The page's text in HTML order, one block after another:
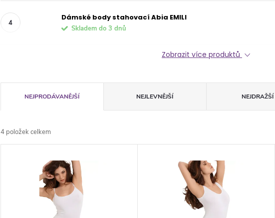
Dámské body stahovací Abia EMILI
Skladem do 3 dnů
Zobrazit více produktů
a
z
NEJPRODÁVANĚJŠÍ NEJLEVNĚJŠÍ NEJDRAŽŠÍ
4 položek celkem